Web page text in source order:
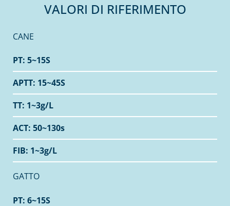
VALORI DI RIFERIMENTO
CANE
PT: 5~15S
APTT: 15~45S
TT: 1~3g/L
ACT: 50~130s
FIB: 1~3g/L
GATTO
PT: 6~15S